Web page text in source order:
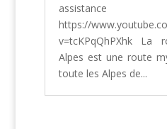
assistance
https://
v=tcKPqQhPXhk La
Alpes est une route
toute les Alpes de...